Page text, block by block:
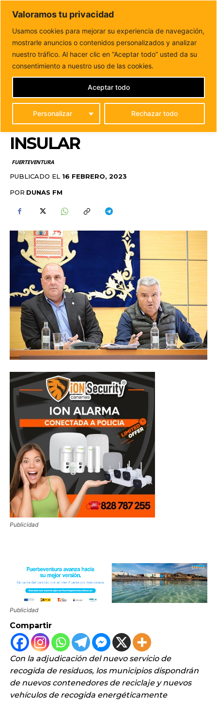
Valoramos tu privacidad
Usamos cookies para mejorar su experiencia de navegación,
mostrarle anuncios o contenidos personalizados y analizar
nuestro tráfico. Al hacer clic en “Aceptar todo” usted da su
consentimiento a nuestro uso de las cookies.
Personalizar Rechazar todo
Aceptar todo
DUNAS FM
Tu informacion de forma cercana
Inicio FUERTEVENTURA
La gestión de residuos y
reciclaje centran el último Consejo de Gobierno...
LA GESTIÓN DE
RESIDUOS Y RECICLAJE
CENTRAN EL ÚLTIMO
CONSEJO DE GOBIERNO
INSULAR
FUERTEVENTURA
PUBLICADO EL 16 FEBRERO, 2023
POR DUNAS FM
Publicidad
Publicidad
Compartir
Con la adjudicación del nuevo servicio de
recogida de residuos, los municipios dispondrán
de nuevos contenedores de reciclaje y nuevos
vehículos de recogida energéticamente